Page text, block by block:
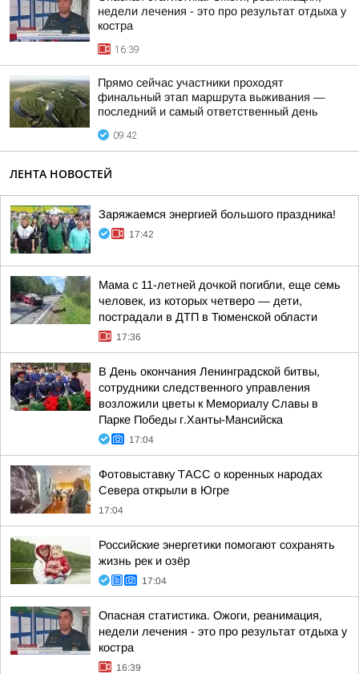
недели лечения - это про результат отдыха у
костра
16:39
Прямо сейчас участники проходят
финальный этап маршрута выживания —
последний и самый ответственный день
09:42
ЛЕНТА НОВОСТЕЙ
Заряжаемся энергией большого праздника!
17:42
Мама с 11-летней дочкой погибли, еще семь
человек, из которых четверо — дети,
пострадали в ДТП в Тюменской области
17:36
В День окончания Ленинградской битвы,
сотрудники следственного управления
возложили цветы к Мемориалу Славы в
Парке Победы г.Ханты-Мансийска
17:04
Фотовыставку ТАСС о коренных народах
Севера открыли в Югре
17:04
Российские энергетики помогают сохранять
жизнь рек и озёр
17:04
Опасная статистика. Ожоги, реанимация,
недели лечения - это про результат отдыха у
костра
16:39